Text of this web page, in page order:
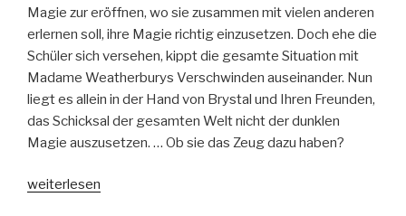
Magie zur eröffnen, wo sie zusammen mit vielen anderen
erlernen soll, ihre Magie richtig einzusetzen. Doch ehe die
Schüler sich versehen, kippt die gesamte Situation mit
Madame Weatherburys Verschwinden auseinander. Nun
liegt es allein in der Hand von Brystal und Ihren Freunden,
das Schicksal der gesamten Welt nicht der dunklen
Magie auszusetzen. … Ob sie das Zeug dazu haben?
„Tale
weiterlesen